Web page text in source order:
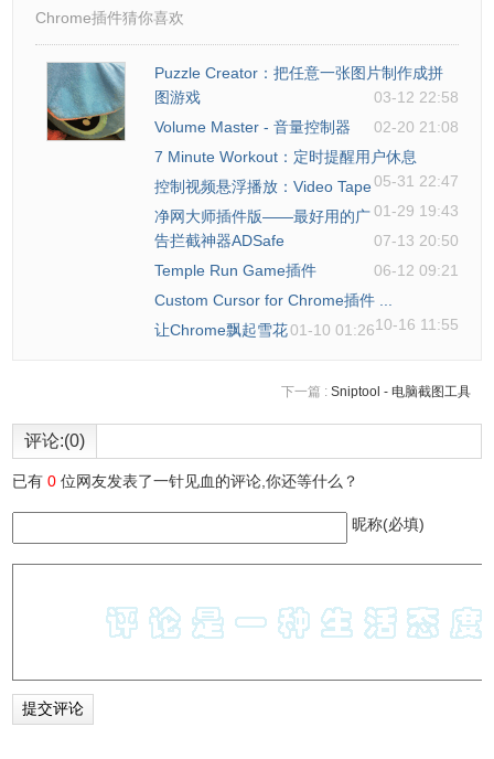
ymd聚合电影评分插件注意事项
我们会遇到一些不显示评分的电影，作者回应：卡在 「更新
中」是系统实现问题。 评分数据不是用户访问电影网站，在
了大部分高分、获奖记录，但新纪录覆盖实现有问题。已生
ymd聚合电影评分插件联系方式
Chrome插件猜你喜欢
Puzzle Creator：把任意一张图片制作成拼
图游戏
03-12 22:58
Volume Master - 音量控制器
02-20 21:08
7 Minute Workout：定时提醒用户休息
05-31 22:47
控制视频悬浮播放：Video Tape
01-29 19:43
净网大师插件版——最好用的广
告拦截神器ADSafe
07-13 20:50
Temple Run Game插件
06-12 09:21
Custom Cursor for Chrome插件 ...
10-16 11:55
让Chrome飘起雪花01-10 01:26
下一篇 : Sniptool - 电脑截图工具
评论:(0)
已有0 位网友发表了一针见血的评论,你还等什么？
昵称(必填)